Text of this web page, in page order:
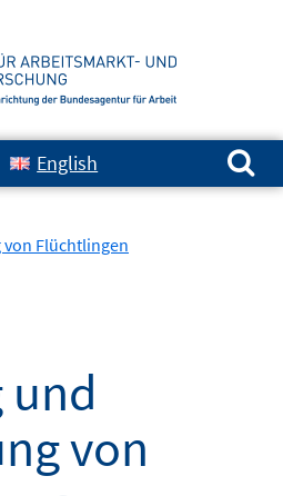
English
Suchen nach:
Flüchtlingen
und
von